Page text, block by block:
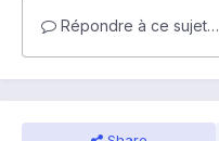
Répondre à ce sujet…